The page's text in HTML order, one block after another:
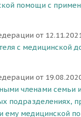
помощи с
от
с медицинской
от
членами семьи
подразделениях,
медицинской